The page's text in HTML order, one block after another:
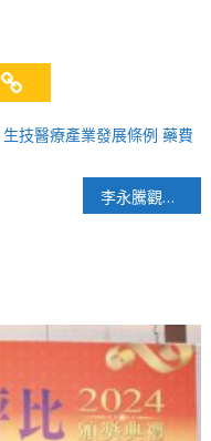
生技醫療產業發展條例 藥費
李永騰觀點：「一中各表」成為馬英九登陸必備考題